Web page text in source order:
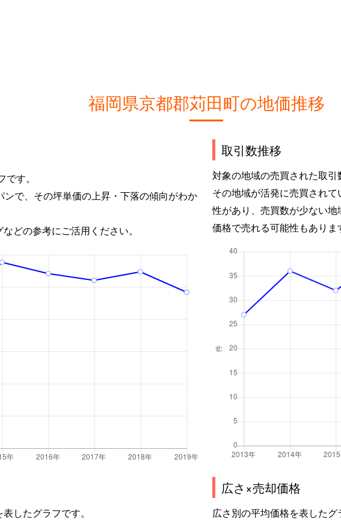
福岡県京都郡苅田町の地価推移
す。
で、その坪単価の上昇・下落の傾向がわか
どの参考にご活用ください。
取引数推移
対象の地域の売買された取
その地域が活発に売買され
性があり、売買数が少ない
価格で売れる可能性もありま
したグラフです。
広さ×売却価格
広さ別の平均価格を表した